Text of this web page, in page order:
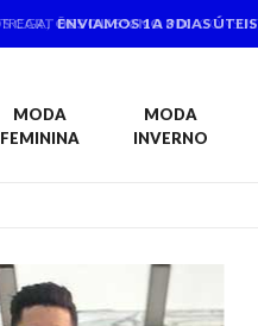
ENVIAMOS 1 A 3 DIAS ÚTEIS
MODA
FEMININA
MODA
INVERNO